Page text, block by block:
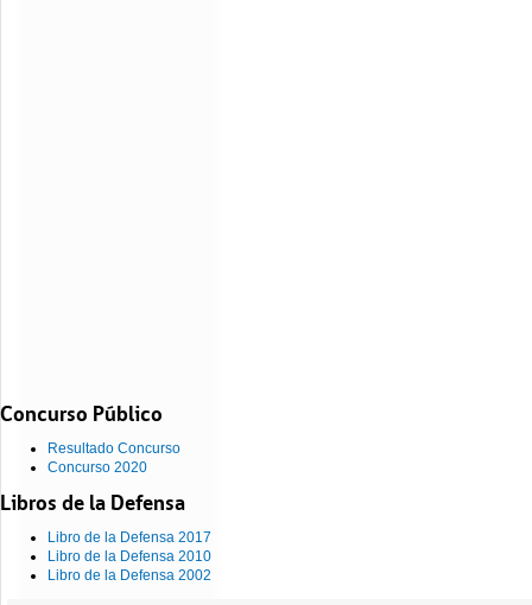
Concurso Público
Resultado Concurso
Concurso 2020
Libros de la Defensa
Libro de la Defensa 2017
Libro de la Defensa 2010
Libro de la Defensa 2002